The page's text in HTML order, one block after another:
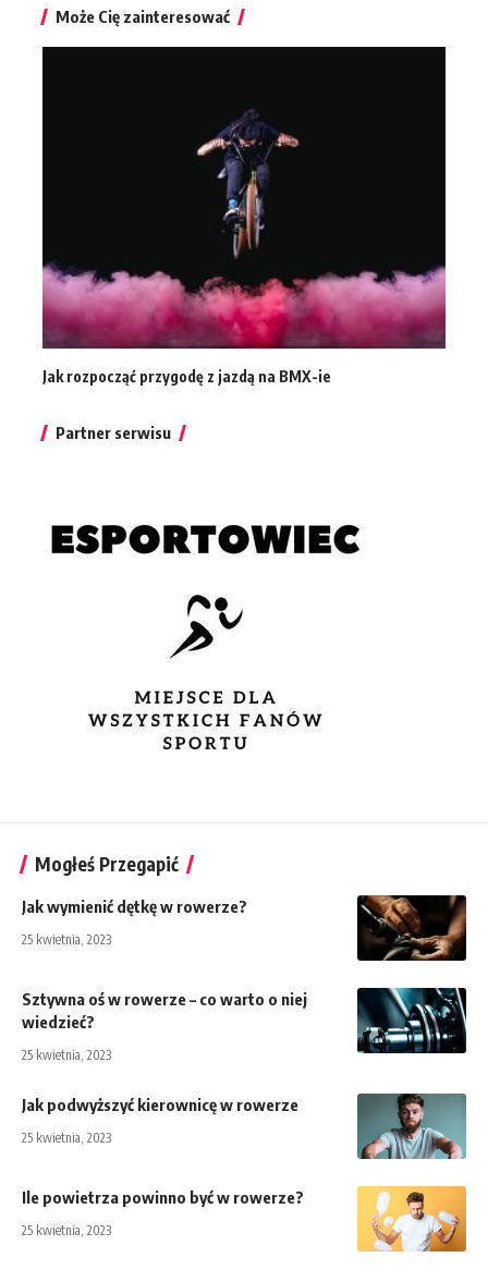
Może Cię zainteresować
Jak rozpocząć przygodę z jazdą na BMX-ie
Partner serwisu
Mogłeś Przegapić
Jak wymienić dętkę w rowerze?
25 kwietnia, 2023
Sztywna oś w rowerze – co warto o niej
wiedzieć?
25 kwietnia, 2023
Jak podwyższyć kierownicę w rowerze
25 kwietnia, 2023
Ile powietrza powinno być w rowerze?
25 kwietnia, 2023